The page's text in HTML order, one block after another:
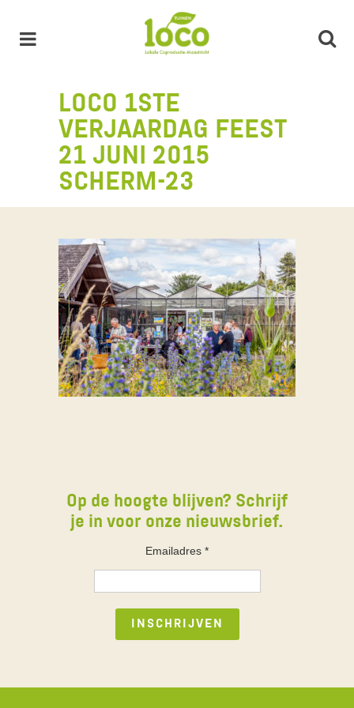
LOCO 1STE
VERJAARDAG FEEST
21 JUNI 2015
SCHERM-23
Op de hoogte blijven? Schrijf
je in voor onze nieuwsbrief.
Emailadres *